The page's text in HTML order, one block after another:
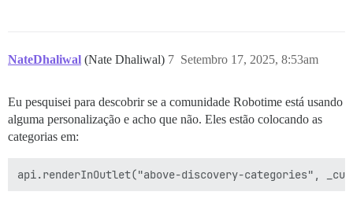
NateDhaliwal (Nate Dhaliwal) Setembro 17, 2025, 8:53am
7
Eu pesquisei para descobrir se a comunidade Robotime está usando
alguma personalização e acho que não. Eles estão colocando as
categorias em: